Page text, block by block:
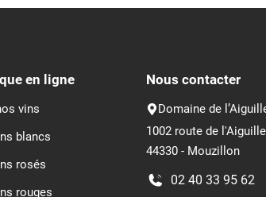
en ligne
vins
blancs
rosés
rouges
Nous contacter
Domaine de
1002 route de
44330 - Mouzillon
02 40 33 95 62